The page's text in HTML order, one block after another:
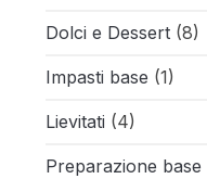
Dolci e Dessert(8)
Impasti base (1)
Lievitati (4)
Preparazione base